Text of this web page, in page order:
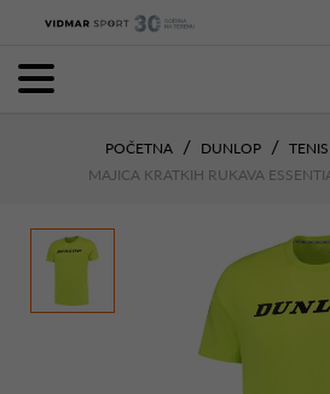
POČETNA DUNLOP TENIS
MAJICA KRATKIH RUKAVA